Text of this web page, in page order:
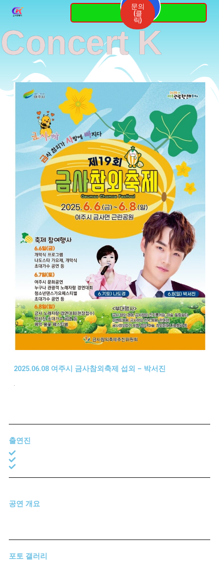
content
Concert K
3764-
7337
문의
(클
릭)
2025.06.08 여주시 금사참외축제 섭외 – 박서진
.
출연진
공연 개요
포토 갤러리